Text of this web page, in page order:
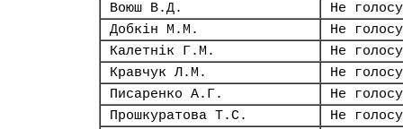
Воюш В.Д.
Не
Добкін М.М.
Не
Калетнік Г.М.
Не
Кравчук Л.М.
Не
Писаренко А.Г.
Не
Прошкуратова Т.С.
Не